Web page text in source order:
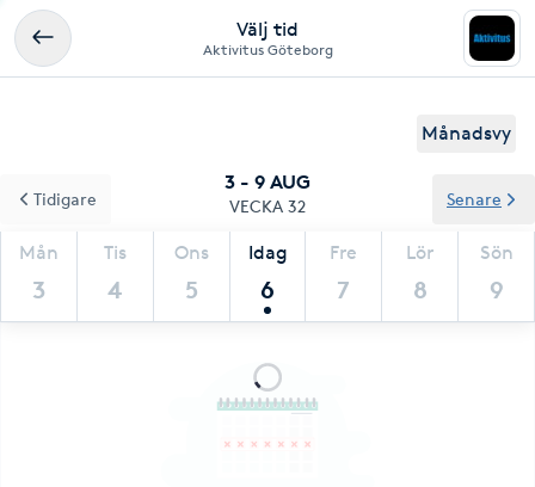
Välj tid
Aktivitus Göteborg
Månadsvy
3 - 9 AUG
VECKA 32
Mån
3
Tis
4
Ons
5
Idag
6
Fre
7
Lör
8
Sön
9
Tidigare Senare